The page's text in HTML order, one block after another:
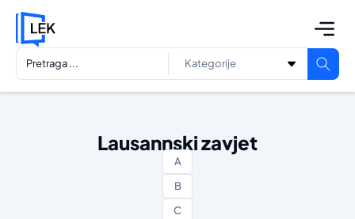
Lausannski zavjet
A
B
C